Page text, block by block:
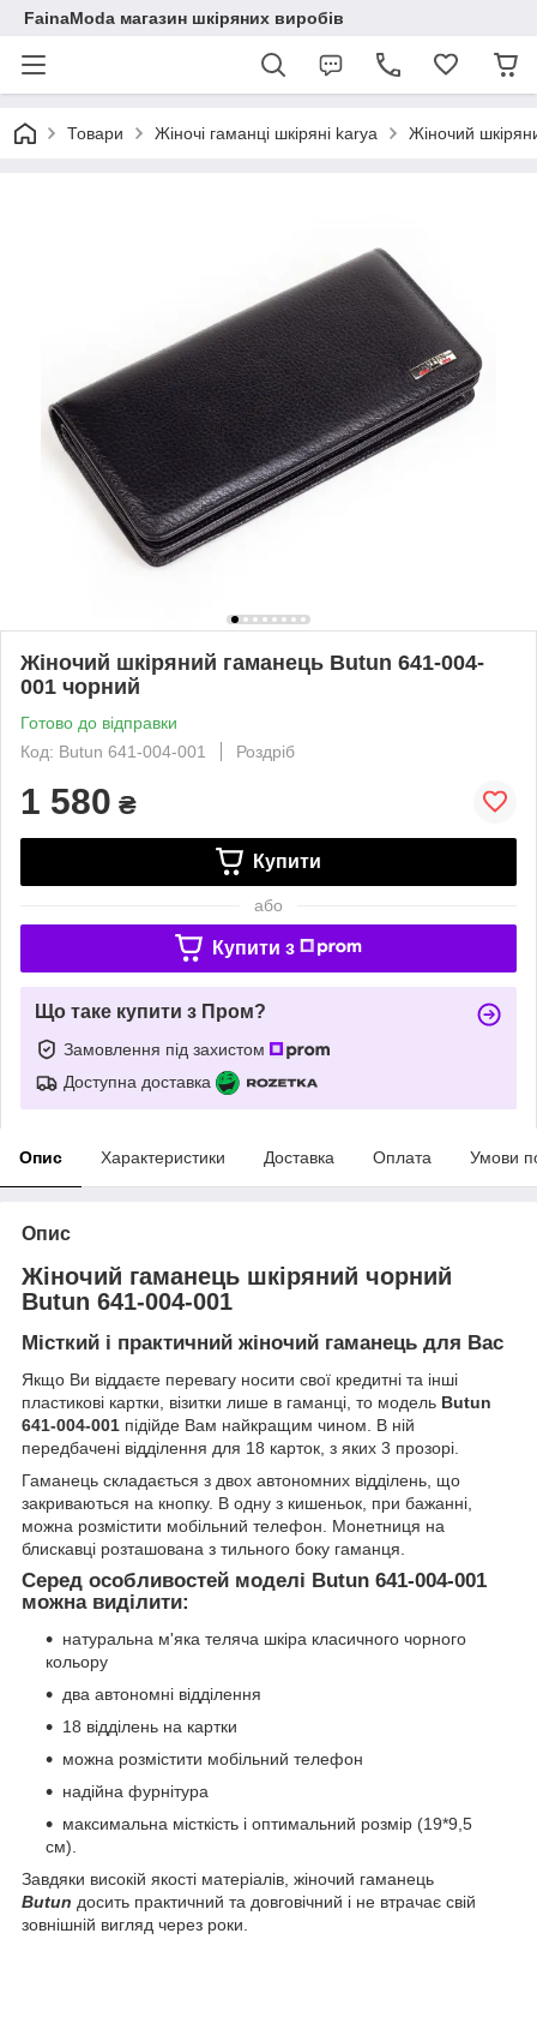
FainaModa магазин шкіряних виробів
Товари Жіночі гаманці шкіряні karya Жіночий
Жіночий шкіряний гаманець Butun 641-004-
001 чорний
Готово до відправки
Код: Butun 641-004-001
Роздріб
1 580 ₴
Купити
або
Купити з
Що таке купити з Пром?
Замовлення під захистом
Доступна доставка
Опис Характеристики Доставка Оплата Умови
Опис
Жіночий гаманець шкіряний чорний
Butun 641-004-001
Місткий і практичний жіночий гаманець для Вас
Якщо Ви віддаєте перевагу носити свої кредитні та інші
пластикові картки, візитки лише в гаманці, то модель Butun
641-004-001 підійде Вам найкращим чином. В ній
передбачені відділення для 18 карток, з яких 3 прозорі.
Гаманець складається з двох автономних відділень, що
закриваються на кнопку. В одну з кишеньок, при бажанні,
можна розмістити мобільний телефон. Монетниця на
блискавці розташована з тильного боку гаманця.
Серед особливостей моделі Butun 641-004-001
можна виділити:
натуральна м'яка теляча шкіра класичного чорного
кольору
два автономні відділення
18 відділень на картки
можна розмістити мобільний телефон
надійна фурнітура
максимальна місткість і оптимальний розмір (19*9,5
см).
Завдяки високій якості матеріалів, жіночий гаманець
Butun досить практичний та довговічний і не втрачає свій
зовнішній вигляд через роки.